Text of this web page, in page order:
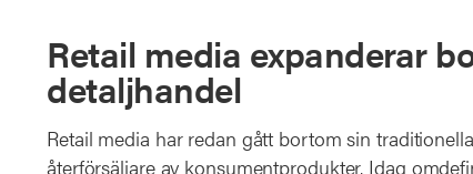
Retail media expanderar
detaljhandel
Retail media har redan gått bortom sin
återförsäljare av konsumentprodukter. Idag